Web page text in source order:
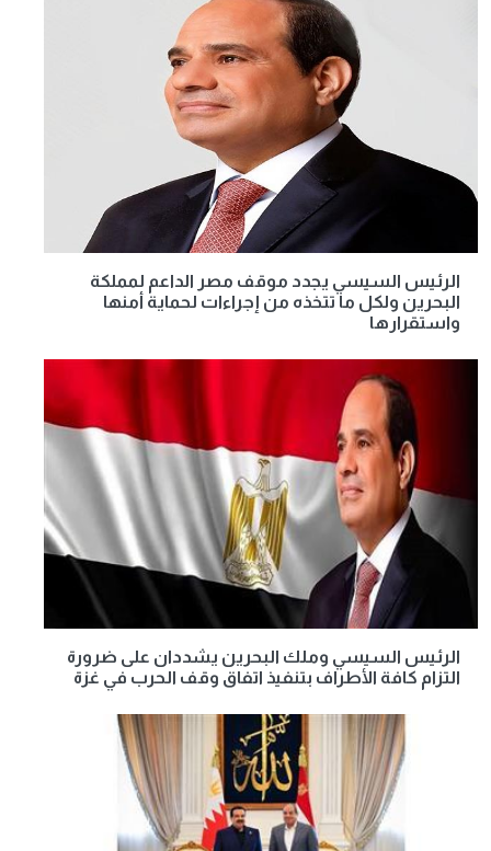
الرئيس السيسي يجدد موقف مصر الداعم لمملكة
البحرين ولكل ما تتخذه من إجراءات لحماية أمنها
واستقرارها
الرئيس السيسي وملك البحرين يشددان على ضرورة
التزام كافة الأطراف بتنفيذ اتفاق وقف الحرب في غزة